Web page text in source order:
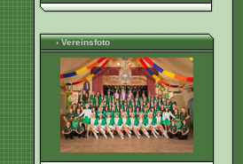
› Vereinsfoto